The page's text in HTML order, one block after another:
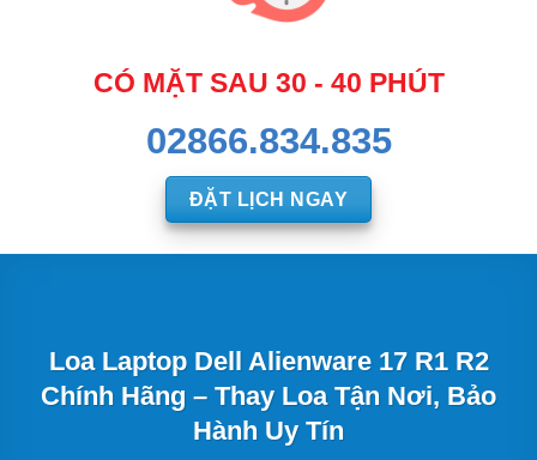
CÓ MẶT SAU 30 - 40 PHÚT
02866.834.835
ĐẶT LỊCH NGAY
Loa Laptop Dell Alienware 17 R1 R2
Chính Hãng – Thay Loa Tận Nơi, Bảo
Hành Uy Tín